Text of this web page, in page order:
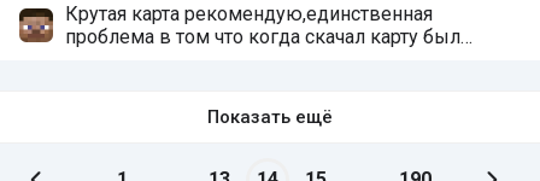
Крутая карта рекомендую,единственная
проблема в том что когда скачал карту был
мира можно поменять на выживание
Показать ещё